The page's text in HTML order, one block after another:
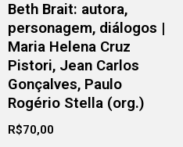
Beth Brait: autora,
personagem, diálogos |
Maria Helena Cruz
Pistori, Jean Carlos
Gonçalves, Paulo
Rogério Stella (org.)
R$70,00